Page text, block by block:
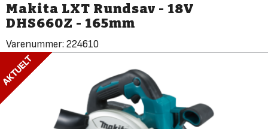
Makita LXT Rundsav - 18V
DHS660Z - 165mm
Varenummer: 224610